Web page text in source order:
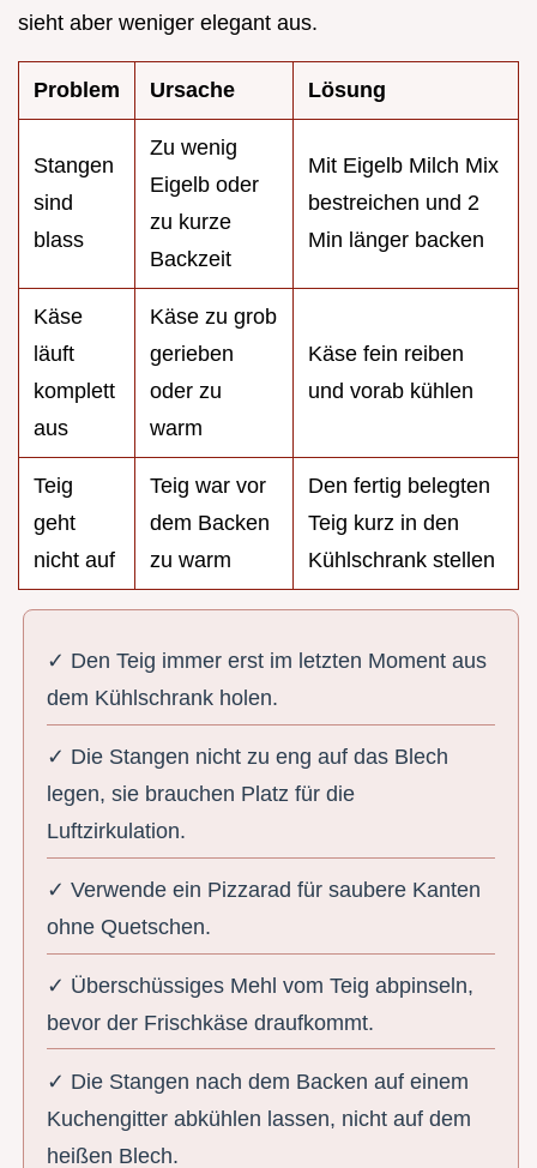
sieht aber weniger elegant aus.
Problem Ursache Lösung
Stangen
sind
blass
Zu wenig
Eigelb oder
zu kurze
Backzeit
Mit Eigelb Milch Mix
bestreichen und 2
Min länger backen
Käse
läuft
komplett
aus
Käse zu grob
gerieben
oder zu
warm
Käse fein reiben
und vorab kühlen
Teig
geht
nicht auf
Teig war vor
dem Backen
zu warm
Den fertig belegten
Teig kurz in den
Kühlschrank stellen
✓ Den Teig immer erst im letzten Moment aus
dem Kühlschrank holen.
✓ Die Stangen nicht zu eng auf das Blech
legen, sie brauchen Platz für die
Luftzirkulation.
✓ Verwende ein Pizzarad für saubere Kanten
ohne Quetschen.
✓ Überschüssiges Mehl vom Teig abpinseln,
bevor der Frischkäse draufkommt.
✓ Die Stangen nach dem Backen auf einem
Kuchengitter abkühlen lassen, nicht auf dem
heißen Blech.